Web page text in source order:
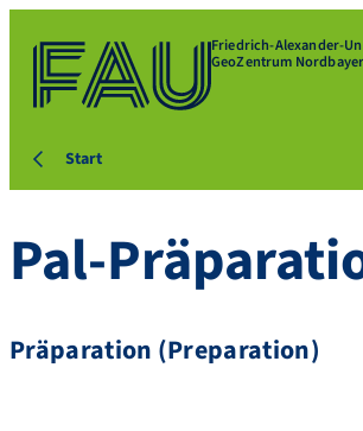
Friedrich-Alexander-
GeoZentrum
Start
Pal-
Präparation (Preparation)